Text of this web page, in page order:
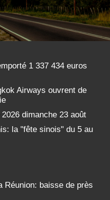
1 337 434 euros
Airways ouvrent de
dimanche 23 août
la "fête sinois" du 5 au
Réunion: baisse de près